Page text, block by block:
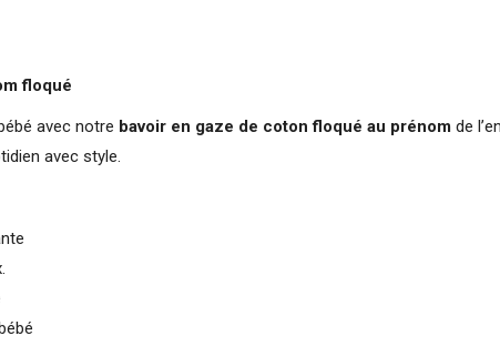
floqué
avec notre bavoir en gaze de coton floqué au prénom de
avec style.